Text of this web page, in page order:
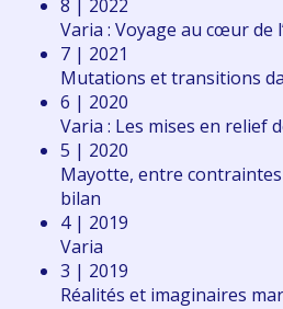
8 | 2022
Varia : Voyage au cœur de
7 | 2021
Mutations et transitions
6 | 2020
Varia : Les mises en relief
5 | 2020
Mayotte, entre
bilan
4 | 2019
Varia
3 | 2019
Réalités et imaginaires